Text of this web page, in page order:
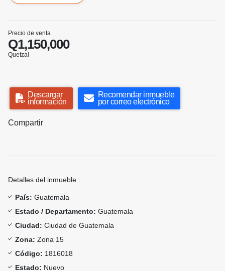
Precio de venta
Q1,150,000
Quetzal
Descargar
información
Recomendar inmueble
por correo electrónico
Compartir
Detalles del inmueble :
País: Guatemala
Estado / Departamento: Guatemala
Ciudad: Ciudad de Guatemala
Zona: Zona 15
Código: 1816018
Estado: Nuevo